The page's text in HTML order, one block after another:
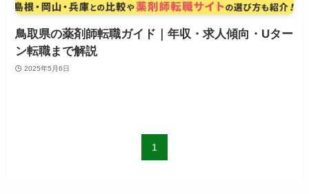
鳥取県の薬剤師転職ガイド｜年収・求人傾向・Uター
ン転職まで解説
2025年5月6日
1